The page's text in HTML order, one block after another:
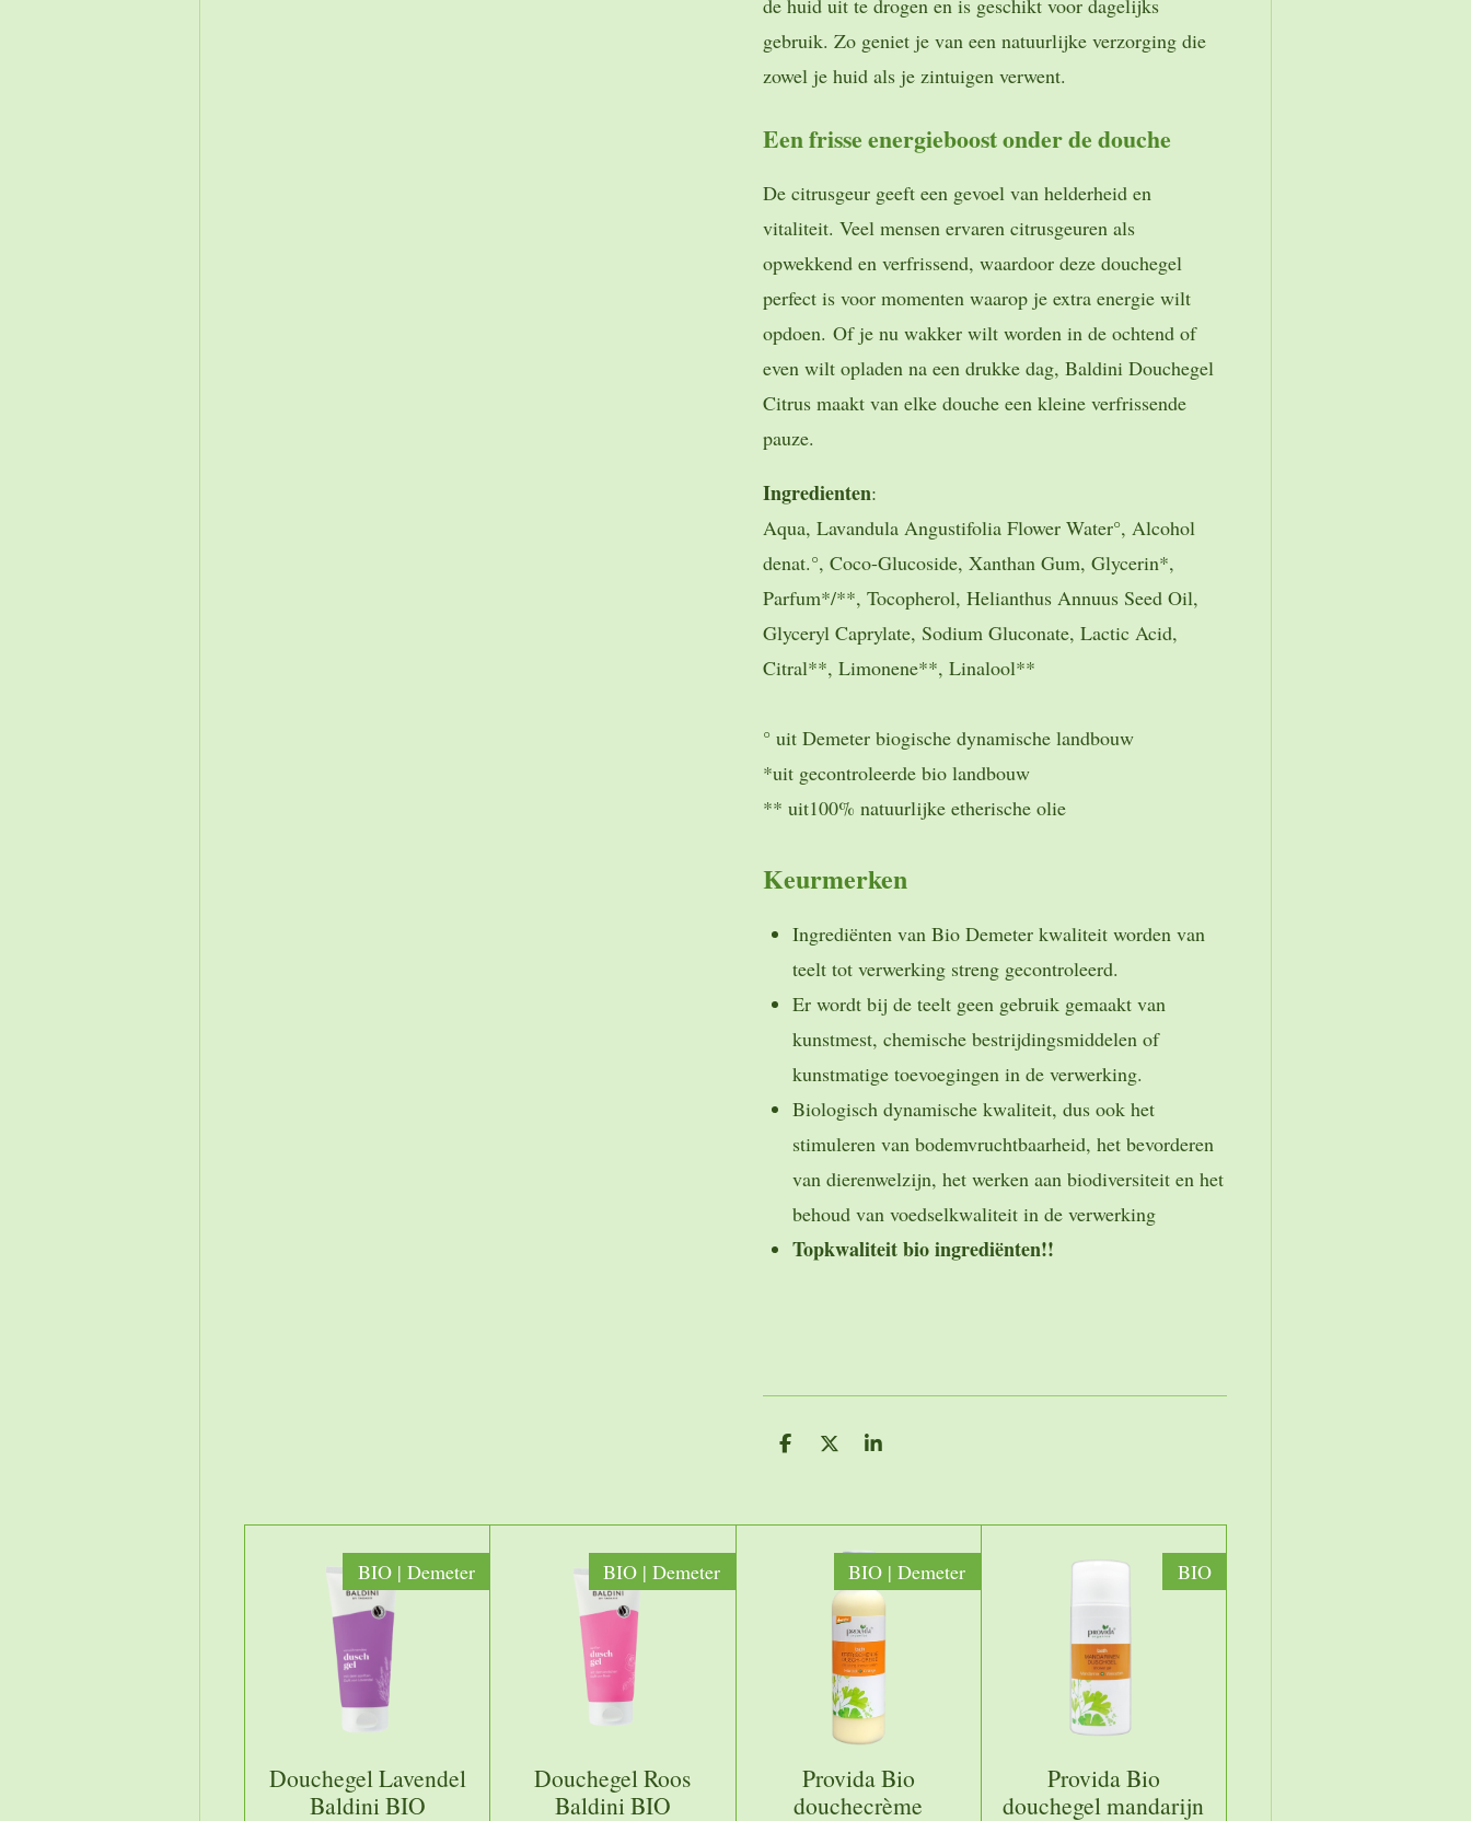
de huid uit te drogen en is geschikt voor dagelijks
gebruik. Zo geniet je van een natuurlijke verzorging die
zowel je huid als je zintuigen verwent.
Een frisse energieboost onder de douche
De citrusgeur geeft een gevoel van helderheid en
vitaliteit. Veel mensen ervaren citrusgeuren als
opwekkend en verfrissend, waardoor deze douchegel
perfect is voor momenten waarop je extra energie wilt
opdoen. Of je nu wakker wilt worden in de ochtend of
even wilt opladen na een drukke dag, Baldini Douchegel
Citrus maakt van elke douche een kleine verfrissende
pauze.
Ingredienten:
Aqua, Lavandula Angustifolia Flower Water°, Alcohol
denat.°, Coco-Glucoside, Xanthan Gum, Glycerin*,
Parfum*/**, Tocopherol, Helianthus Annuus Seed Oil,
Glyceryl Caprylate, Sodium Gluconate, Lactic Acid,
Citral**, Limonene**, Linalool**
° uit Demeter biogische dynamische landbouw
*uit gecontroleerde bio landbouw
** uit100% natuurlijke etherische olie
Keurmerken
Ingrediënten van Bio Demeter kwaliteit worden van
teelt tot verwerking streng gecontroleerd.
Er wordt bij de teelt geen gebruik gemaakt van
kunstmest, chemische bestrijdingsmiddelen of
kunstmatige toevoegingen in de verwerking.
Biologisch dynamische kwaliteit, dus ook het
stimuleren van bodemvruchtbaarheid, het bevorderen
van dierenwelzijn, het werken aan biodiversiteit en het
behoud van voedselkwaliteit in de verwerking
Topkwaliteit bio ingrediënten!!
D
n
D
S
e
BIO | Demeter
Douchegel Lavendel
Baldini BIO
BIO | Demeter
Douchegel Roos
Baldini BIO
BIO | Demeter
Provida Bio
douchecrème
BIO
Provida Bio
douchegel mandarijn